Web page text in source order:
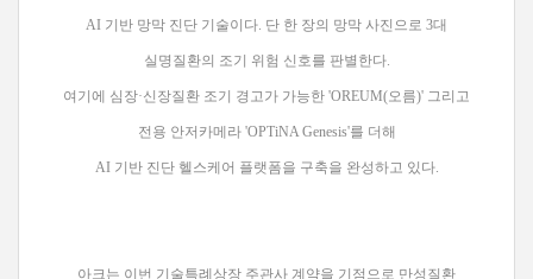
AI 기반 망막 진단 기술이다. 단 한 장의 망막 사진으로 3대
실명질환의 조기 위험 신호를 판별한다.
여기에 심장·신장질환 조기 경고가 가능한 'OREUM(오름)' 그리고
전용 안저카메라 'OPTiNA Genesis'를 더해
AI 기반 진단 헬스케어 플랫폼을 구축을 완성하고 있다.
아크는 이번 기술특례상장 주관사 계약을 기점으로 만성질환